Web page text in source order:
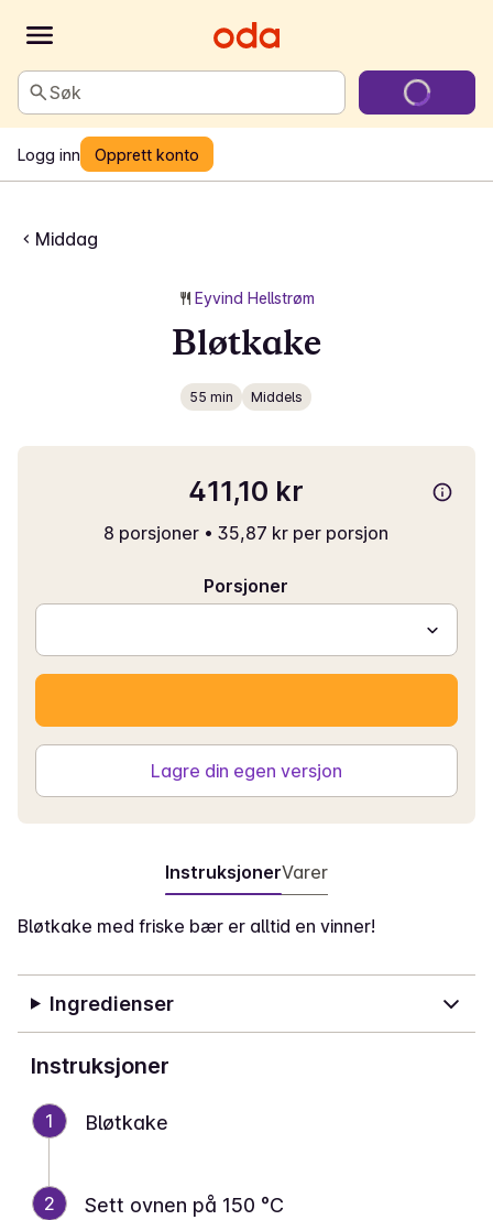
Søk
Logg inn Opprett konto
Middag
Eyvind Hellstrøm
Bløtkake
55 min Middels
411,10 kr
8 porsjoner • 35,87 kr per porsjon
Porsjoner
Lagre din egen versjon
InstruksjonerVarer
Bløtkake med friske bær er alltid en vinner!
Ingredienser
Instruksjoner
1 Bløtkake
2 Sett ovnen på 150 °C